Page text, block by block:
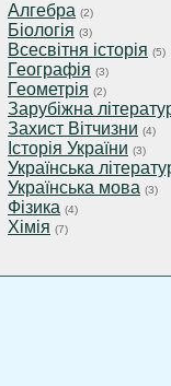
Алгебра (2)
Біологія (3)
Всесвітня історія (5)
Географія (3)
Геометрія (2)
Зарубіжна
Захист Вітчизни (4)
Історія України (3)
Українська
Українська мова (3)
Фізика (4)
Хімія (7)